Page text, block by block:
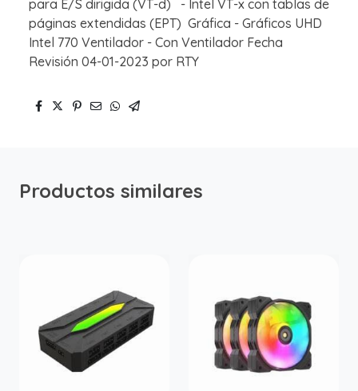
para E/S dirigida (VT-d) - Intel VT-x con tablas de
páginas extendidas (EPT) Gráfica - Gráficos UHD
Intel 770 Ventilador - Con Ventilador Fecha
Revisión 04-01-2023 por RTY
Productos similares